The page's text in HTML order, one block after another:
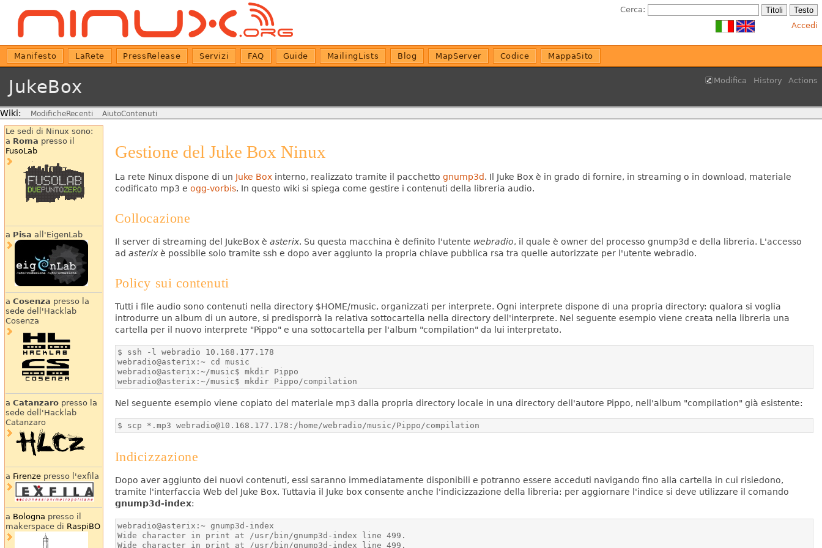
Cerca:
Accedi
Manifesto LaRete PressRelease Servizi FAQ Guide MailingLists Blog MapServer Codice MappaSito
Modifica History Actions
JukeBox
Wiki: ModificheRecenti AiutoContenuti
Le sedi di Ninux sono:
a Roma presso il
FusoLab
a Pisa all'EigenLab
a Cosenza presso la
sede dell'Hacklab
Cosenza
a Catanzaropresso la
sede dell'Hacklab
Catanzaro
a Firenzepresso l'exfila
a Bologna presso il
makerspace di RaspiBO
Gestione del Juke Box Ninux
La rete Ninux dispone di un Juke Boxinterno, realizzato tramite il pacchetto gnump3d. Il Juke Box è in grado di fornire, in streaming o in download, materiale
codificato mp3 e ogg-vorbis. In questo wiki si spiega come gestire i contenuti della libreria audio.
Collocazione
Il server di streaming del JukeBox è asterix. Su questa macchina è definito l'utente webradio, il quale è owner del processo gnump3d e della libreria. L'accesso
ad asterixè possibile solo tramite ssh e dopo aver aggiunto la propria chiave pubblica rsa tra quelle autorizzate per l'utente webradio.
Policy sui contenuti
Tutti i file audio sono contenuti nella directory $HOME/music, organizzati per interprete. Ogni interprete dispone di una propria directory: qualora si voglia
introdurre un album di un autore, si predisporrà la relativa sottocartella nella directory dell'interprete. Nel seguente esempio viene creata nella libreria una
cartella per il nuovo interprete "Pippo" e una sottocartella per l'album "compilation" da lui interpretato.
webradio@asterix:~/music$ mkdir Pippo/compilation
Nel seguente esempio viene copiato del materiale mp3 dalla propria directory locale in una directory dell'autore Pippo, nell'album "compilation" già esistente:
$ scp *.mp3 webradio@10.168.177.178:/home/webradio/music/Pippo/compilation
Indicizzazione
Dopo aver aggiunto dei nuovi contenuti, essi saranno immediatamente disponibili e potranno essere acceduti navigando fino alla cartella in cui risiedono,
tramite l'interfaccia Web del Juke Box. Tuttavia il Juke box consente anche l'indicizzazione della libreria: per aggiornare l'indice si deve utilizzare il comando
gnump3d-index: